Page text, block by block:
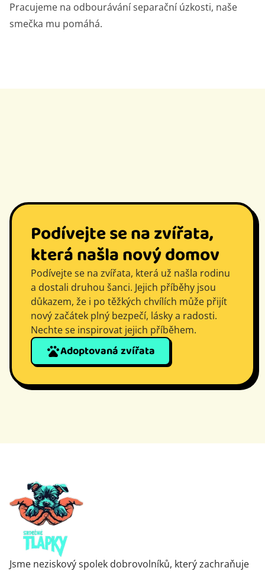
Pracujeme na odbourávání separační úzkosti, naše
smečka mu pomáhá.
Podívejte se na zvířata,
která našla nový domov
Podívejte se na zvířata, která už našla rodinu
a dostali druhou šanci. Jejich příběhy jsou
důkazem, že i po těžkých chvílích může přijít
nový začátek plný bezpečí, lásky a radosti.
Nechte se inspirovat jejich příběhem.
Adoptovaná zvířata
Jsme neziskový spolek dobrovolníků, který zachraňuje